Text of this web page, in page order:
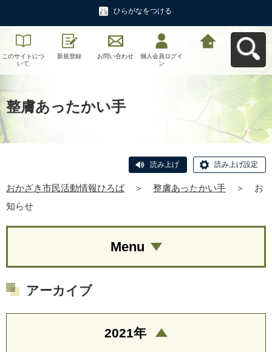
ひらがなをつける
このサイトにつ
いて
新規登録 お問い合わせ
個人会員ログイ
ン
整膚あったかい手
読み上げ 読み上げ設定
おかざき市民活動情報ひろば ＞ 整膚あったかい手 ＞
お
知らせ
Menu
アーカイブ
2021年